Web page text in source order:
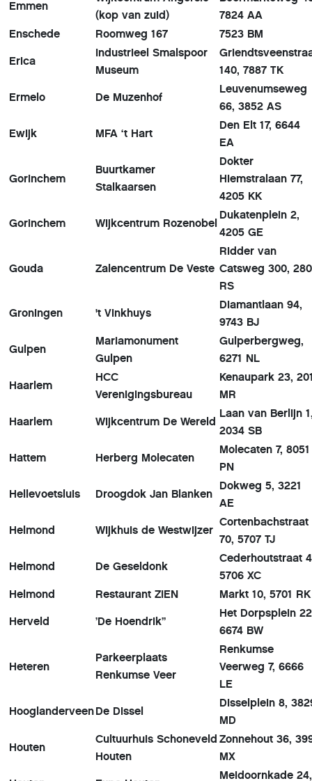
Emmen
(kop van zuid)
7824 AA
Enschede
Roomweg 167 7523 BM
Erica
Industrieel Smalspoor
Museum
140, 7887 TK
Ermelo De Muzenhof
Leuvenumseweg
66, 3852 AS
Ewijk MFA ‘t Hart
Den Elt 17, 6644
EA
Gorinchem
Buurtkamer
Stalkaarsen
Dokter
Hiemstralaan 77,
4205 KK
Gorinchem Wijkcentrum Rozenobel
Dukatenplein 2,
4205 GE
Gouda Zalencentrum De Veste
Ridder van
Catsweg 300,
RS
Groningen 't Vinkhuys
Diamantlaan 94,
9743 BJ
Gulpen
Mariamonument
Gulpen
Gulperbergweg,
6271 NL
Haarlem
HCC
Verenigingsbureau
Kenaupark 23,
MR
Haarlem Wijkcentrum De Wereld
Laan van Berlijn
2034 SB
Hattem Herberg Molecaten
Molecaten 7, 8051
PN
Hellevoetsluis Droogdok Jan Blanken
Dokweg 5, 3221
AE
Helmond Wijkhuis de Westwijzer
Cortenbachstraat
70, 5707 TJ
Helmond De Geseldonk
Cederhoutstraat
5706 XC
Helmond
Restaurant ZIEN Markt 10, 5701
Herveld ’De Hoendrik’’
Het Dorpsplein
6674 BW
Heteren
Parkeerplaats
Renkumse Veer
Renkumse
Veerweg 7, 6666
LE
HooglanderveenDe Dissel
Disselplein 8,
MD
Houten
Cultuurhuis Schoneveld
Houten
Zonnehout 36,
MX
Meidoornkade 24,